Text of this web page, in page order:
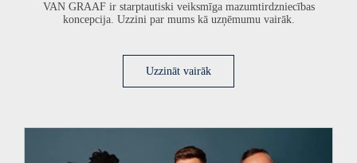
VAN GRAAFir starptautiski veiksmīga mazumtirdzniecības
koncepcija. Uzzini par mums kā uzņēmumu vairāk.
Uzzināt vairāk